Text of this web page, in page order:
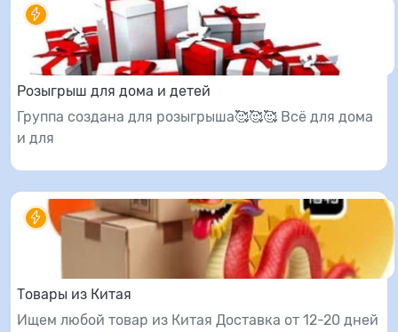
Розыгрыш для дома и детей
Группа создана для розыгрыша🥰🥰🥰 Всё для дома
и для
Товары из Китая
Ищем любой товар из Китая Доставка от 12-20 дней